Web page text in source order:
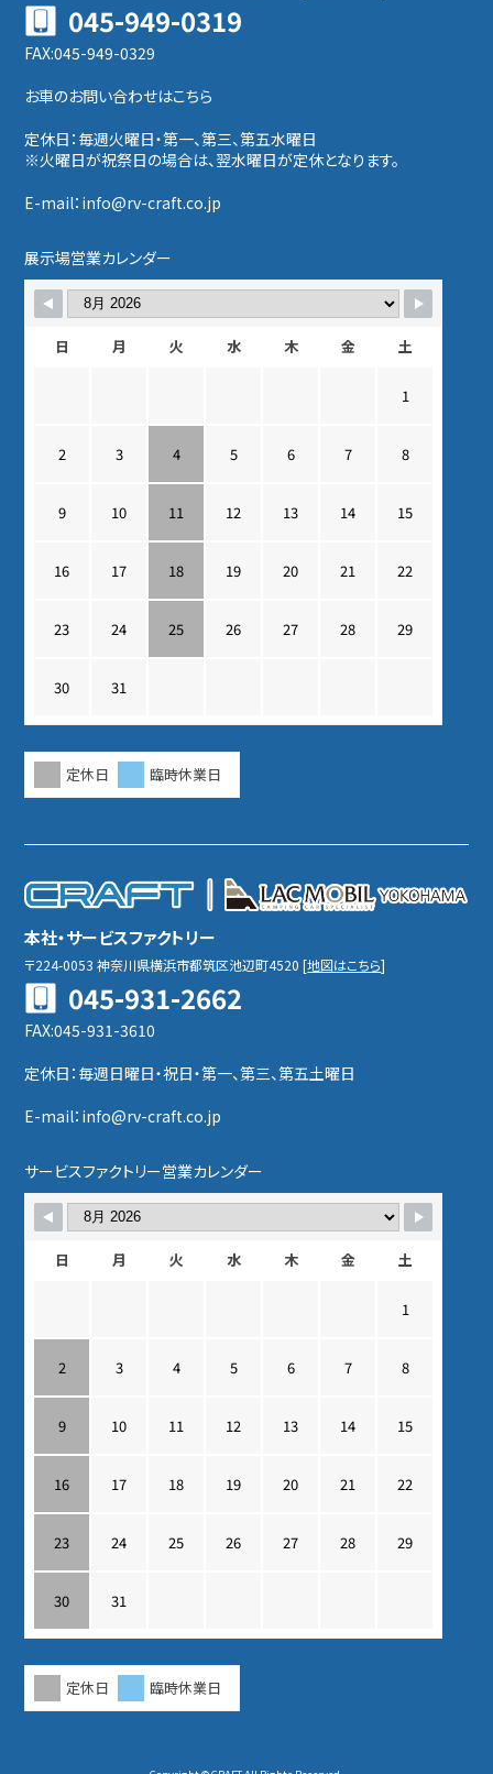
045-949-0319
FAX:045-949-0329
お車のお問い合わせはこちら
定休日：毎週火曜日・第一、第三、第五水曜日
※火曜日が祝祭日の場合は、翌水曜日が定休となります。
E-mail：info@rv-craft.co.jp
展示場営業カレンダー
日 月 火 水 木 金 土
1
2 3 4 5 6 7 8
9 10 11 12 13 14 15
16 17 18 19 20 21 22
23 24 25 26 27 28 29
30 31
定休日 臨時休業日
本社・サービスファクトリー
〒224-0053神奈川県横浜市都筑区池辺町4520[地図はこちら]
045-931-2662
FAX:045-931-3610
定休日：毎週日曜日・祝日・第一、第三、第五土曜日
E-mail：info@rv-craft.co.jp
サービスファクトリー営業カレンダー
日 月 火 水 木 金 土
1
2 3 4 5 6 7 8
9 10 11 12 13 14 15
16 17 18 19 20 21 22
23 24 25 26 27 28 29
30 31
定休日 臨時休業日